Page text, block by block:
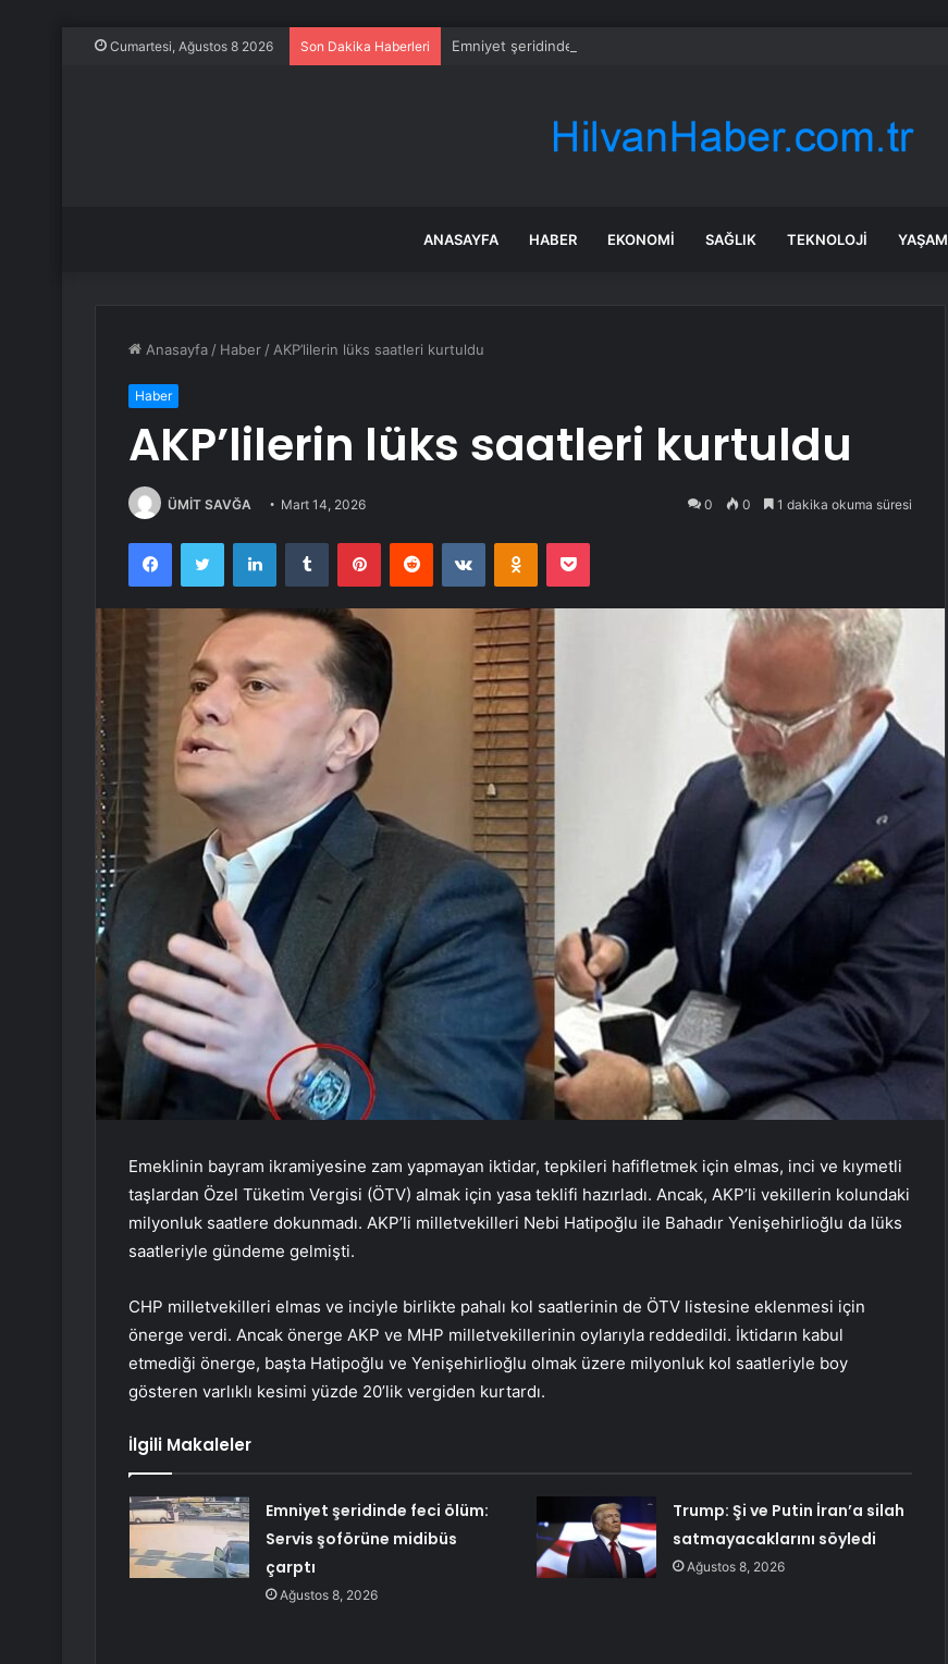
Cumartesi, Ağustos 8 2026 Son Dakika Haberleri Emniyet şeridinde feci ölüm: Servis şoförüne midibüs çarptı
ANASAYFA HABER EKONOMI SAĞLIK TEKNOLOJI YAŞAM
Anasayfa / Haber / AKP’lilerin lüks saatleri kurtuldu
Haber
AKP’lilerin lüks saatleri kurtuldu
ÜMİT SAVĞA Mart 14, 2026 0 0 1 dakika okuma süresi
FacebookTwitter LinkedInTumblr PinterestReddit VKontakteOdnoklassniki
Pocket
Emeklinin bayram ikramiyesine zam yapmayan iktidar, tepkileri hafifletmek için elmas, inci ve kıymetli
taşlardan Özel Tüketim Vergisi (ÖTV) almak için yasa teklifi hazırladı. Ancak, AKP’li vekillerin kolundaki
milyonluk saatlere dokunmadı. AKP’li milletvekilleri Nebi Hatipoğlu ile Bahadır Yenişehirlioğlu da lüks
saatleriyle gündeme gelmişti.
CHP milletvekilleri elmas ve inciyle birlikte pahalı kol saatlerinin de ÖTV listesine eklenmesi için
önerge verdi. Ancak önerge AKP ve MHP milletvekillerinin oylarıyla reddedildi. İktidarın kabul
etmediği önerge, başta Hatipoğlu ve Yenişehirlioğlu olmak üzere milyonluk kol saatleriyle boy
gösteren varlıklı kesimi yüzde 20’lik vergiden kurtardı.
İlgili Makaleler
Emniyet şeridinde feci ölüm:
Servis şoförüne midibüs
çarptı
Ağustos 8, 2026
Trump: Şi ve Putin İran’a silah
satmayacaklarını söyledi
Ağustos 8, 2026